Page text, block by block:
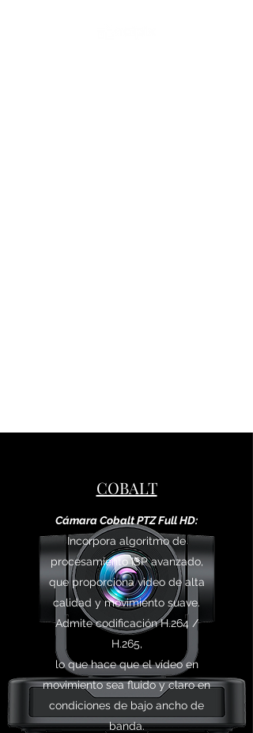
COBALT
Cámara Cobalt PTZ Full HD:
Incorpora algoritmo de
procesamiento ISP avanzado,
que proporciona video de alta
calidad y movimiento suave.
Admite codificación H.264 /
H.265,
lo que hace que el vídeo en
movimiento sea fluido y claro en
condiciones de bajo ancho de
banda.